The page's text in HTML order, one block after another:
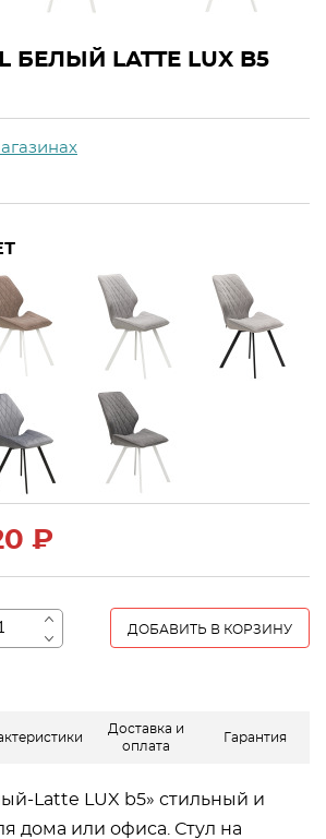
БЕЛЫЙ LATTE LUX B5
₽
ДОБАВИТЬ В КОРЗИНУ
Доставка и
оплата
Гарантия
Latte LUX b5» стильный и
дома или офиса. Стул на